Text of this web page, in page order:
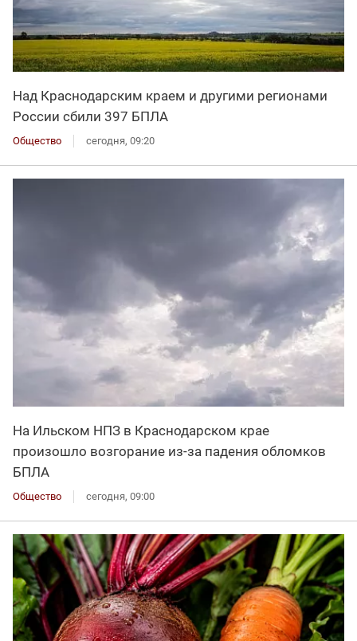
Над Краснодарским краем и другими регионами
России сбили 397 БПЛА
Общество сегодня, 09:20
На Ильском НПЗ в Краснодарском крае
произошло возгорание из-за падения обломков
БПЛА
Общество сегодня, 09:00